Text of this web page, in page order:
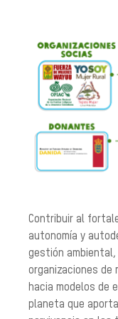
Contribuir al
autonomía y
gestión
organizaciones de
hacia modelos de
planeta que